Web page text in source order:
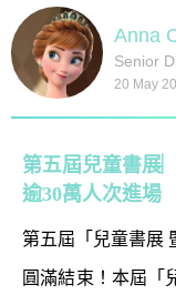
Anna
Senior
20 May
第五屆兒童書展
逾30萬人次進場
第五屆「兒童書展
圓滿結束！本屆「